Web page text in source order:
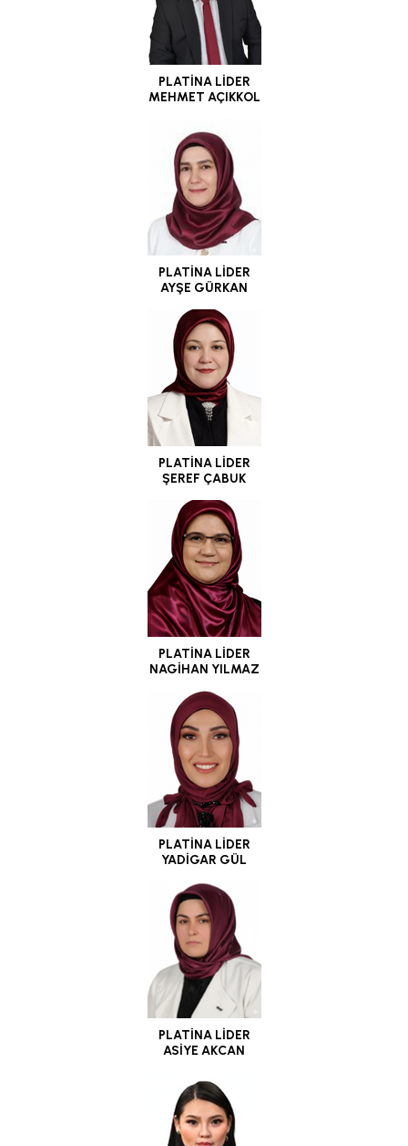
PLATİNA LİDER
MEHMET AÇIKKOL
PLATİNA LİDER
AYŞE GÜRKAN
PLATİNA LİDER
ŞEREF ÇABUK
PLATİNA LİDER
NAGİHAN YILMAZ
PLATİNA LİDER
YADİGAR GÜL
PLATİNA LİDER
ASİYE AKCAN